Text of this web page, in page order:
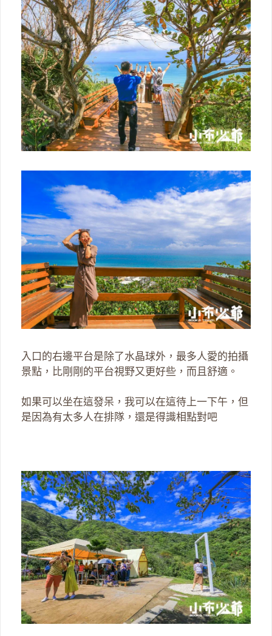
入口的右邊平台是除了水晶球外，最多人愛的拍攝
景點，比剛剛的平台視野又更好些，而且舒適。
如果可以坐在這發呆，我可以在這待上一下午，但
是因為有太多人在排隊，還是得識相點對吧